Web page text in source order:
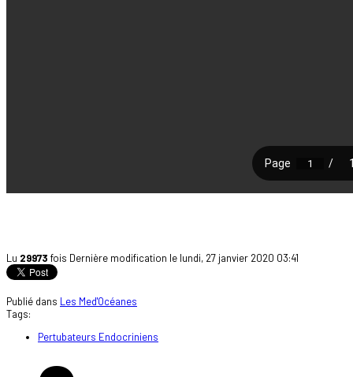
Lu 29973 fois Dernière modification le lundi, 27 janvier 2020 03:41
Publié dans Les Med'Océanes
Tags:
Pertubateurs Endocriniens